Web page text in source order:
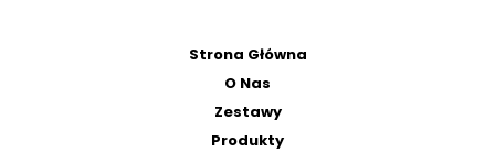
Strona Główna
O Nas
Zestawy
Produkty